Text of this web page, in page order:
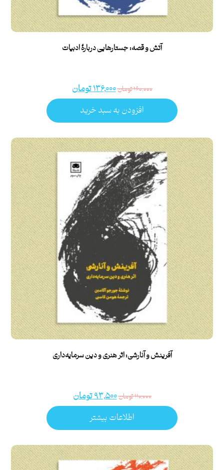
آتش و قصه: جستارهایی دربارۀ ادبیات
۱۶۰,۰۰۰تومان۱۳۶,۰۰۰تومان
افزودن به سبد خرید
آفرینش و آنارشی: اثر هنری و دین سرمایه‌داری
۱۱۰,۰۰۰تومان۹۳,۵۰۰تومان
اطلاعات بیشتر